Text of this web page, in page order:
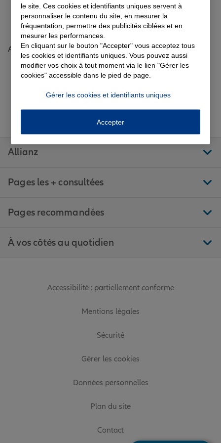
Garantie des accidents de la vie
Assurance scolaire
Tous nos devis d'assurance
Tous nos guides et conseils Allianz
Accueil Trouver une agence Allianz Morbihan
Josselin
JOSSELIN Avis agence JOSSELIN
Suivez-nous
Allianz
Pages les + consultées
Pages recommandées
À vos côtés au quotidien
Accessibilité : partiellement conforme
Mentions légales
Sécurité
Gérer les cookies
Données personnelles
Plan du site
Contact
le site. Ces cookies et identifiants uniques servent à
personnaliser le contenu du site, en mesurer la
fréquentation, permettre des publicités ciblées et en
mesurer les performances.
En cliquant sur le bouton "Accepter" vous acceptez tous
les cookies et identifiants uniques. Vous pouvez aussi
modifier vos choix à tout moment via le lien "Gérer les
cookies" accessible dans le pied de page.
Gérer les cookies et identifiants uniques
Accepter